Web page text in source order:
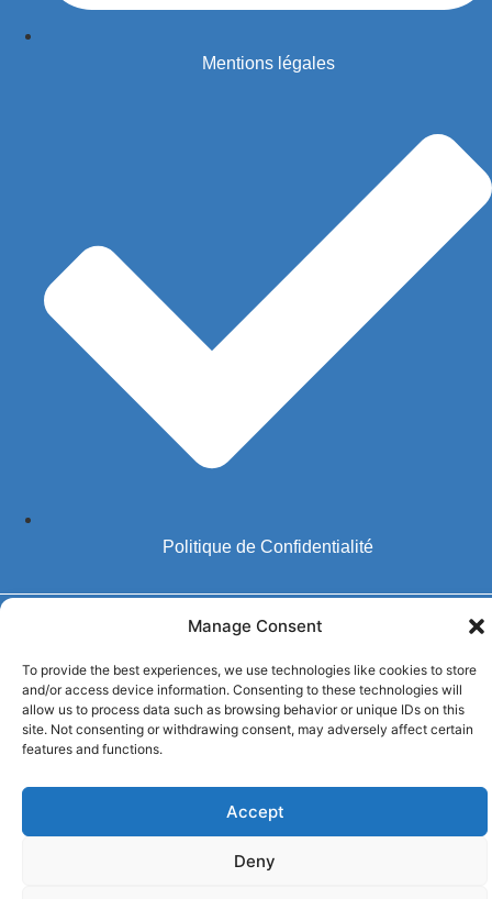
Manage Consent
To provide the best experiences, we use technologies like cookies to store
and/or access device information. Consenting to these technologies will
allow us to process data such as browsing behavior or unique IDs on this
site. Not consenting or withdrawing consent, may adversely affect certain
features and functions.
Accept
Deny
Mentions légales
Politique de Confidentialité
BackMeUp –All rights reserved.